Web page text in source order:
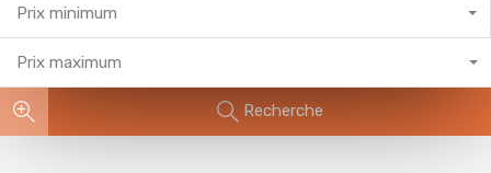
Prix minimum
Prix maximum
Recherche